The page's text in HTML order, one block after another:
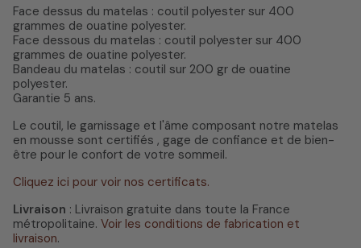
Face dessus du matelas : coutil polyester sur 400
grammes de ouatine polyester.
Face dessous du matelas : coutil polyester sur 400
grammes de ouatine polyester.
Bandeau du matelas : coutil sur 200 gr de ouatine
polyester.
Garantie 5 ans.
Le coutil, le garnissage et l'âme composant notre matelas
en mousse sont certifiés , gage de confiance et de bien-
être pour le confort de votre sommeil.
Cliquez ici pour voir nos certificats.
Livraison : Livraison gratuite dans toute la France
métropolitaine. Voir les conditions de fabrication et
livraison.